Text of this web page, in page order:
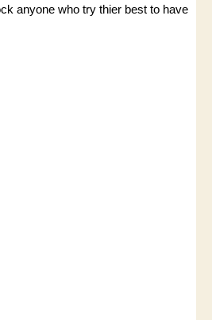
anyone who try thier best to have